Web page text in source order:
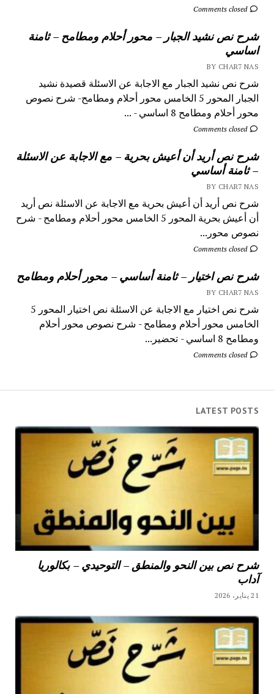
Comments closed
شرح نص نشيد الجبار – محور أحلام ومطامح – ثامنة
اساسي
BY CHAR7 NAS
شرح نص نشيد الجبار مع الاجابة عن الاسئلة قصيدة نشيد
الجبار المحور 5 الخامس محور أحلام ومطامح- شرح نصوص
محور أحلام ومطامح 8 اساسي - ...
Comments closed
شرح نص أريد أن أعيش بحرية – مع الاجابة عن الاسئلة
– ثامنة أساسي
BY CHAR7 NAS
شرح نص أريد أن أعيش بحرية مع الاجابة عن الاسئلة نص أريد
أن أعيش بحرية المحور 5 الخامس محور أحلام ومطامح - شرح
نصوص محور...
Comments closed
شرح نص اختيار – ثامنة أساسي – محور أحلام ومطامح
BY CHAR7 NAS
شرح نص اختيار مع الاجابة عن الاسئلة نص اختيار المحور 5
الخامس محور أحلام ومطامح - شرح نصوص محور أحلام
ومطامح 8 اساسي - تحضير...
Comments closed
LATEST POSTS
شرح نص بين النحو والمنطق – التوحيدي – بكالوريا
آداب
21 يناير، 2026